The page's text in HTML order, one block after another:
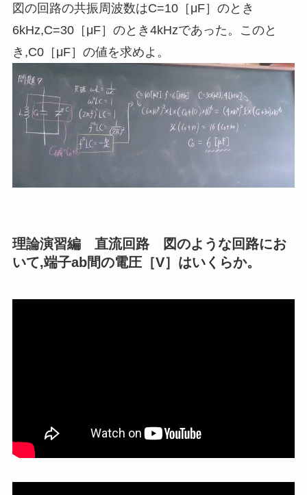
図の回路の共振周波数はC=10［μF］のとき
6kHz,C=30［μF］のとき4kHzであった。このと
き ,C0［μF］の値を求めよ。
理論演習編 直流回路 図のような回路にお
いて,端子ab間の電圧［V］はいくらか。